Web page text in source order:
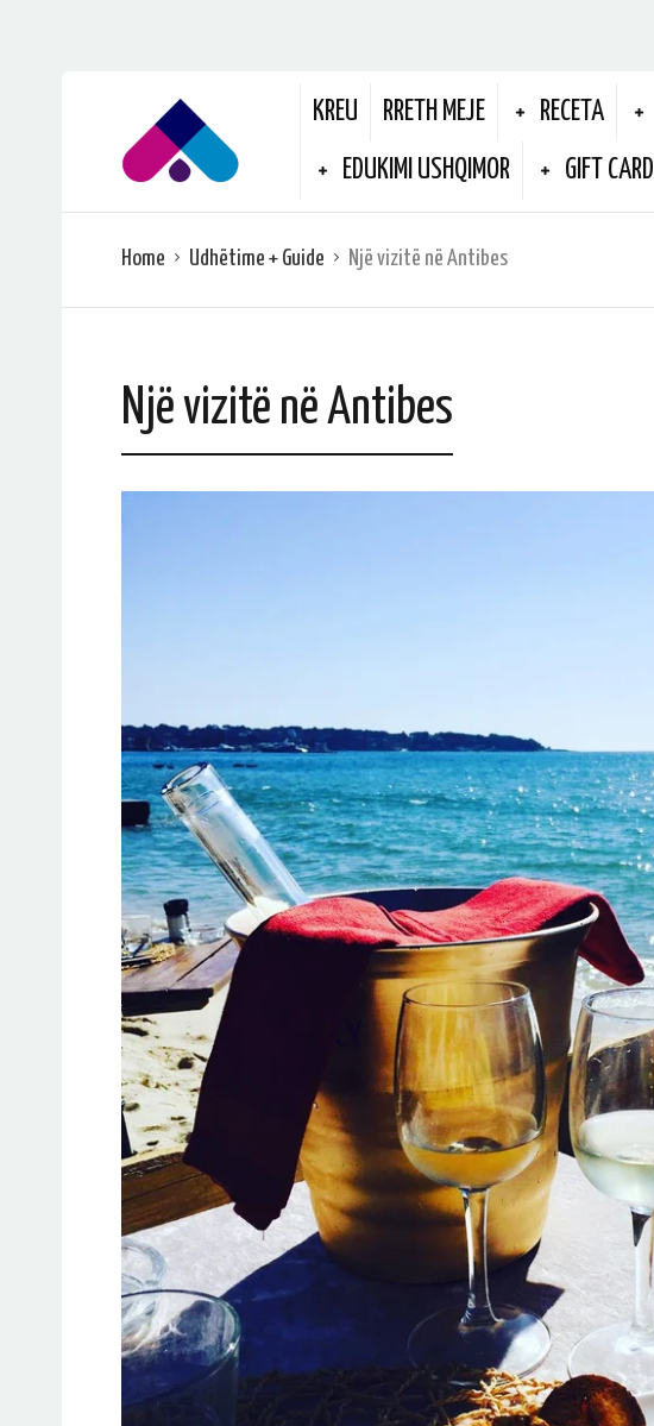
KREU RRETH MEJE RECETA
EDUKIMI USHQIMOR GIFT CARD
Home Udhëtime + Guide Një vizitë në Antibes
Një vizitë në Antibes